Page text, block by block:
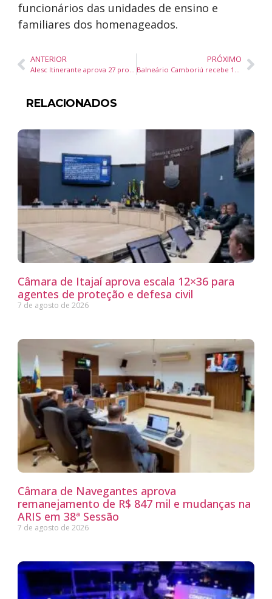
funcionários das unidades de ensino e
familiares dos homenageados.
ANTERIOR
Alesc Itinerante aprova 27 projetos em Balneário Camboriú, incluindo programas sociais e utilidade pública
PRÓXIMO
Balneário Camboriú recebe 1ª edição catarinense do Conedi Ulbra, maior congresso de empreendedorismo digital do Brasil
RELACIONADOS
Câmara de Itajaí aprova escala 12×36 para
agentes de proteção e defesa civil
7 de agosto de 2026
Câmara de Navegantes aprova
remanejamento de R$ 847 mil e mudanças na
ARIS em 38ª Sessão
7 de agosto de 2026